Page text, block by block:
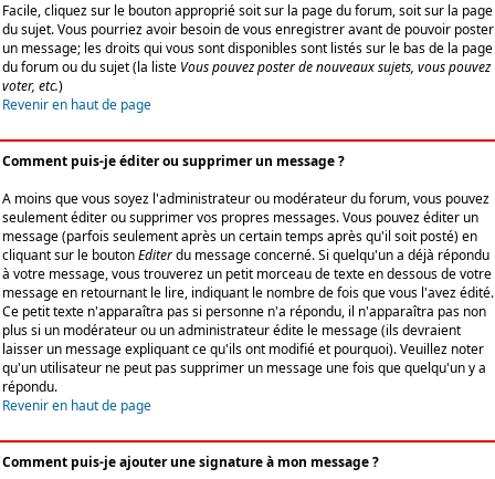
Facile, cliquez sur le bouton approprié soit sur la page du forum, soit sur la page
du sujet. Vous pourriez avoir besoin de vous enregistrer avant de pouvoir poster
un message; les droits qui vous sont disponibles sont listés sur le bas de la page
du forum ou du sujet (la liste Vous pouvez poster de nouveaux sujets, vous pouvez
voter, etc.)
Revenir en haut de page
Comment puis-je éditer ou supprimer un message ?
A moins que vous soyez l'administrateur ou modérateur du forum, vous pouvez
seulement éditer ou supprimer vos propres messages. Vous pouvez éditer un
message (parfois seulement après un certain temps après qu'il soit posté) en
cliquant sur le boutonEditerdu message concerné. Si quelqu'un a déjà répondu
à votre message, vous trouverez un petit morceau de texte en dessous de votre
message en retournant le lire, indiquant le nombre de fois que vous l'avez édité.
Ce petit texte n'apparaîtra pas si personne n'a répondu, il n'apparaîtra pas non
plus si un modérateur ou un administrateur édite le message (ils devraient
laisser un message expliquant ce qu'ils ont modifié et pourquoi). Veuillez noter
qu'un utilisateur ne peut pas supprimer un message une fois que quelqu'un y a
répondu.
Revenir en haut de page
Comment puis-je ajouter une signature à mon message ?